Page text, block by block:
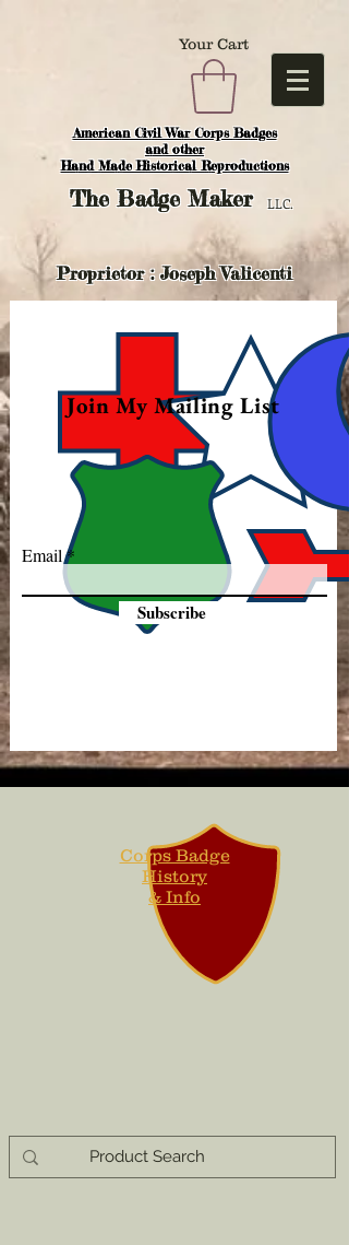
American Civil War Corps Badges
and other
Hand Made Historical Reproductions
Your Cart
TheBadge Maker LLC.
Proprietor : Joseph Valicenti
Join My Mailing List
Email
Subscribe
Corps Badge
History
& Info